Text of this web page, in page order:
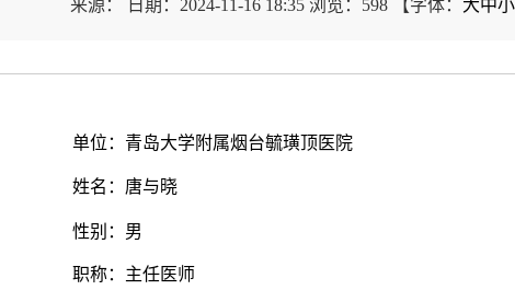
来源： 日期：2024-11-16 18:35 浏览： 598 【字体： 大中小
单位：青岛大学附属烟台毓璜顶医院
姓名：唐与晓
性别：男
职称：主任医师